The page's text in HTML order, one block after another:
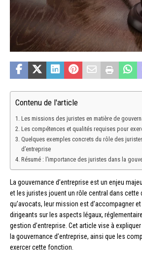
Contenu de l'article
Les missions des juristes en matière de
Les compétences et qualités requises pour
Quelques exemples concrets du rôle des
d’entreprise
Résumé : l’importance des juristes dans la
La gouvernance d’entreprise est un enjeu
et les juristes jouent un rôle central dans cette
qu’avocats, leur mission est d’accompagner
dirigeants sur les aspects légaux,
gestion d’entreprise. Cet article vise à
la gouvernance d’entreprise, ainsi que les
exercer cette fonction.